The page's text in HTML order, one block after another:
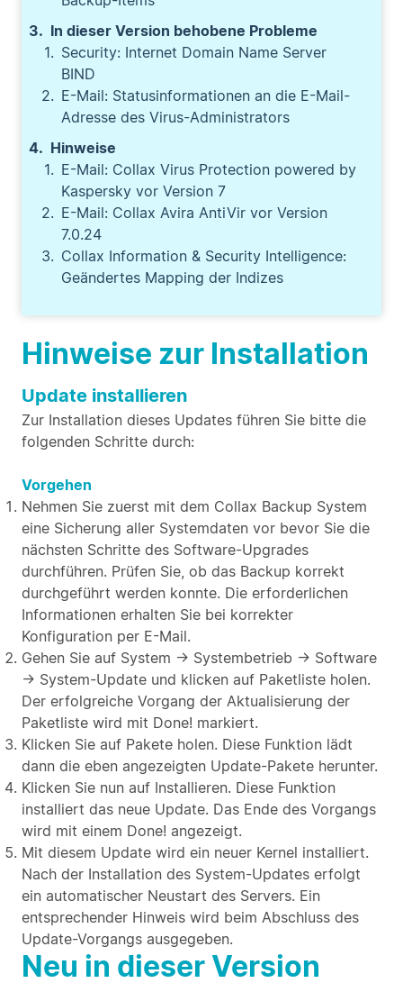
Hinweise zur Installation
Update installieren
Zur Installation dieses Updates führen Sie bitte die
folgenden Schritte durch:
Vorgehen
Nehmen Sie zuerst mit dem Collax Backup System
eine Sicherung aller Systemdaten vor bevor Sie die
nächsten Schritte des Software-Upgrades
durchführen. Prüfen Sie, ob das Backup korrekt
durchgeführt werden konnte. Die erforderlichen
Informationen erhalten Sie bei korrekter
Konfiguration per E-Mail.
Gehen Sie auf System → Systembetrieb → Software
→ System-Update und klicken auf Paketliste holen.
Der erfolgreiche Vorgang der Aktualisierung der
Paketliste wird mit Done! markiert.
Klicken Sie auf Pakete holen. Diese Funktion lädt
dann die eben angezeigten Update-Pakete herunter.
Klicken Sie nun auf Installieren. Diese Funktion
installiert das neue Update. Das Ende des Vorgangs
wird mit einem Done! angezeigt.
Mit diesem Update wird ein neuer Kernel installiert.
Nach der Installation des System-Updates erfolgt
ein automatischer Neustart des Servers. Ein
entsprechender Hinweis wird beim Abschluss des
Update-Vorgangs ausgegeben.
Neu in dieser Version
In dieser Version behobene Probleme
Security: Internet Domain Name Server
BIND
E-Mail: Statusinformationen an die E-Mail-
Adresse des Virus-Administrators
Hinweise
E-Mail: Collax Virus Protection powered by
Kaspersky vor Version 7
E-Mail: Collax Avira AntiVir vor Version
7.0.24
Collax Information & Security Intelligence:
Geändertes Mapping der Indizes